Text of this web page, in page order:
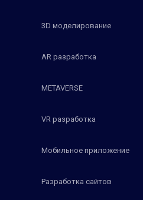
3D моделирование
AR разработка
METAVERSE
VR разработка
Мобильное приложение
Разработка сайтов